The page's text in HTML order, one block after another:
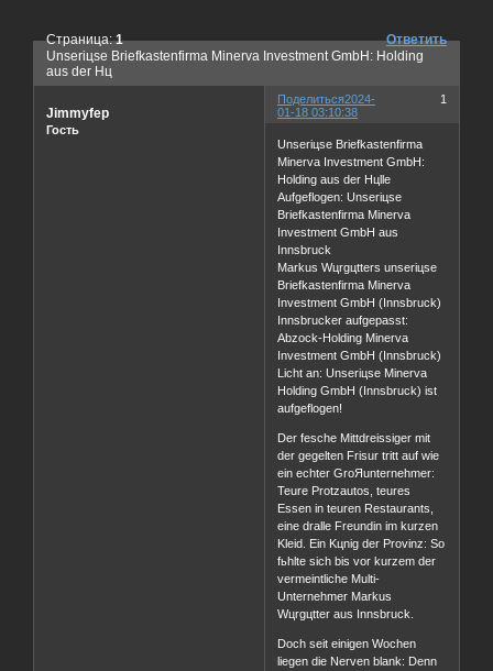
Unseriцse Briefkastenfirma Minerva Investment GmbH: Holding
aus der Hц
Страница:1 Ответить
Поделиться 1
2024-
01-18 03:10:38
Jimmyfep
Гость
Unseriцse Briefkastenfirma
Minerva Investment GmbH:
Holding aus der Hцlle
Aufgeflogen: Unseriцse
Briefkastenfirma Minerva
Investment GmbH aus
Innsbruck
Markus Wцrgцtters unseriцse
Briefkastenfirma Minerva
Investment GmbH (Innsbruck)
Innsbrucker aufgepasst:
Abzock-Holding Minerva
Investment GmbH (Innsbruck)
Licht an: Unseriцse Minerva
Holding GmbH (Innsbruck) ist
aufgeflogen!
Der fesche Mittdreissiger mit
der gegelten Frisur tritt auf wie
ein echter GroЯunternehmer:
Teure Protzautos, teures
Essen in teuren Restaurants,
eine dralle Freundin im kurzen
Kleid. Ein Kцnig der Provinz: So
fьhlte sich bis vor kurzem der
vermeintliche Multi-
Unternehmer Markus
Wцrgцtter aus Innsbruck.
Doch seit einigen Wochen
liegen die Nerven blank: Denn